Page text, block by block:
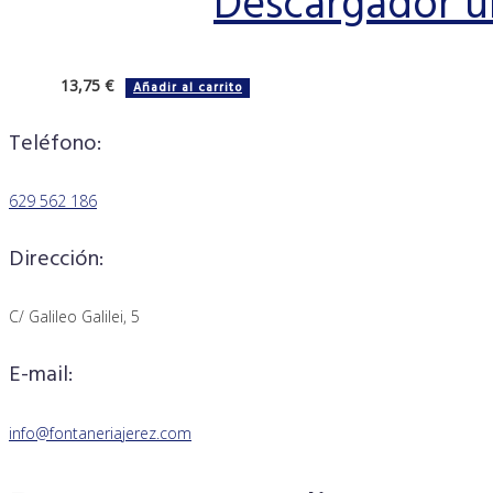
13,75 € Añadir al carrito
Teléfono:
629 562 186
Dirección:
C/ Galileo Galilei, 5
E-mail:
info@fontaneriajerez.com